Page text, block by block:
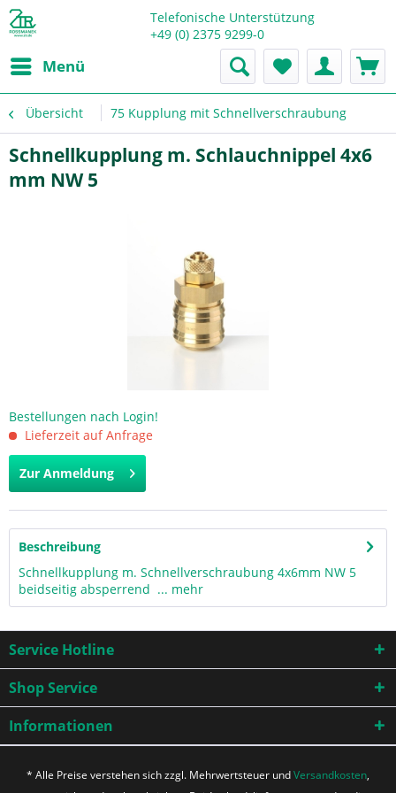
Telefonische Unterstützung
+49 (0) 2375 9299-0
Menü
Übersicht 75 Kupplung mit Schnellverschraubung
Schnellkupplung m. Schlauchnippel 4x6
mm NW 5
Bestellungen nach Login!
Lieferzeit auf Anfrage
Zur Anmeldung
Beschreibung
Schnellkupplung m. Schnellverschraubung 4x6mm NW 5
beidseitig absperrend ... mehr
Service Hotline
Shop Service
Informationen
* Alle Preise verstehen sich zzgl. Mehrwertsteuer undVersandkosten,